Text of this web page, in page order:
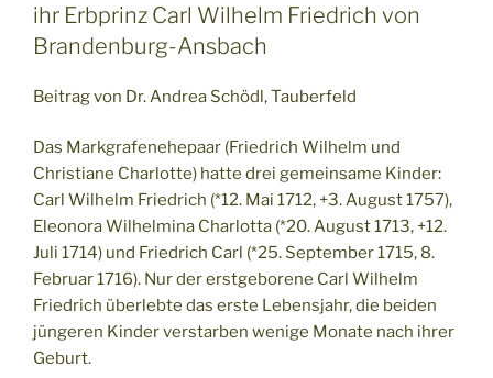
ihr Erbprinz Carl Wilhelm Friedrich von
Brandenburg-Ansbach
Beitrag von Dr. Andrea Schödl, Tauberfeld
Das Markgrafenehepaar (Friedrich Wilhelm und
Christiane Charlotte) hatte drei gemeinsame Kinder:
Carl Wilhelm Friedrich (*12. Mai 1712, +3. August 1757),
Eleonora Wilhelmina Charlotta (*20. August 1713, +12.
Juli 1714) und Friedrich Carl (*25. September 1715, 8.
Februar 1716). Nur der erstgeborene Carl Wilhelm
Friedrich überlebte das erste Lebensjahr, die beiden
jüngeren Kinder verstarben wenige Monate nach ihrer
Geburt.